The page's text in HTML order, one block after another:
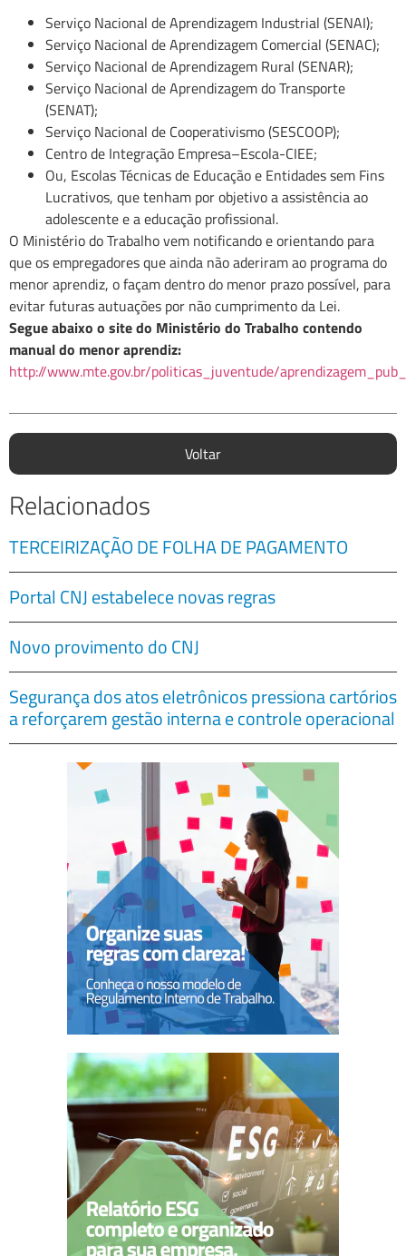
Serviço Nacional de Aprendizagem Industrial (SENAI);
Serviço Nacional de Aprendizagem Comercial (SENAC);
Serviço Nacional de Aprendizagem Rural (SENAR);
Serviço Nacional de Aprendizagem do Transporte
(SENAT);
Serviço Nacional de Cooperativismo (SESCOOP);
Centro de Integração Empresa–Escola-CIEE;
Ou, Escolas Técnicas de Educação e Entidades sem Fins
Lucrativos, que tenham por objetivo a assistência ao
adolescente e a educação profissional.
O Ministério do Trabalho vem notificando e orientando para
que os empregadores que ainda não aderiram ao programa do
menor aprendiz, o façam dentro do menor prazo possível, para
evitar futuras autuações por não cumprimento da Lei.
Segue abaixo o site do Ministério do Trabalho contendo
manual do menor aprendiz:
http://www.mte.gov.br/politicas_juventude/
Voltar
Relacionados
TERCEIRIZAÇÃO DE FOLHA DE PAGAMENTO
Portal CNJ estabelece novas regras
Novo provimento do CNJ
Segurança dos atos eletrônicos pressiona cartórios
a reforçarem gestão interna e controle operacional